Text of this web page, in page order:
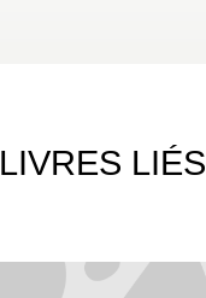
LIVRES LIÉS